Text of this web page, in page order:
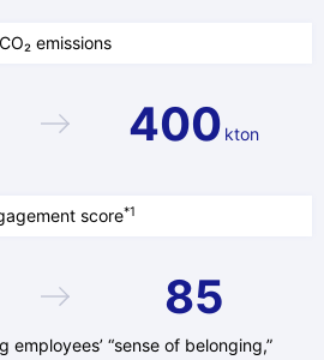
CO₂ emissions
400 kton
score*1
85
employees’ “sense of belonging,”